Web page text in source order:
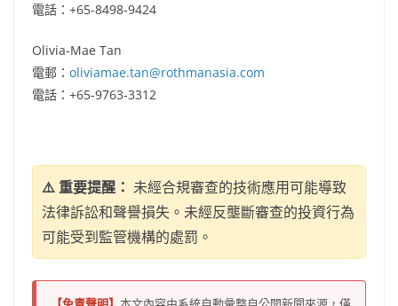
電話：+65-8498-9424
Olivia-Mae Tan
電郵： oliviamae.tan@rothmanasia.com
電話：+65-9763-3312
⚠️ 重要提醒： 未經合規審查的技術應用可能導致
法律訴訟和聲譽損失。未經反壟斷審查的投資行為
可能受到監管機構的處罰。